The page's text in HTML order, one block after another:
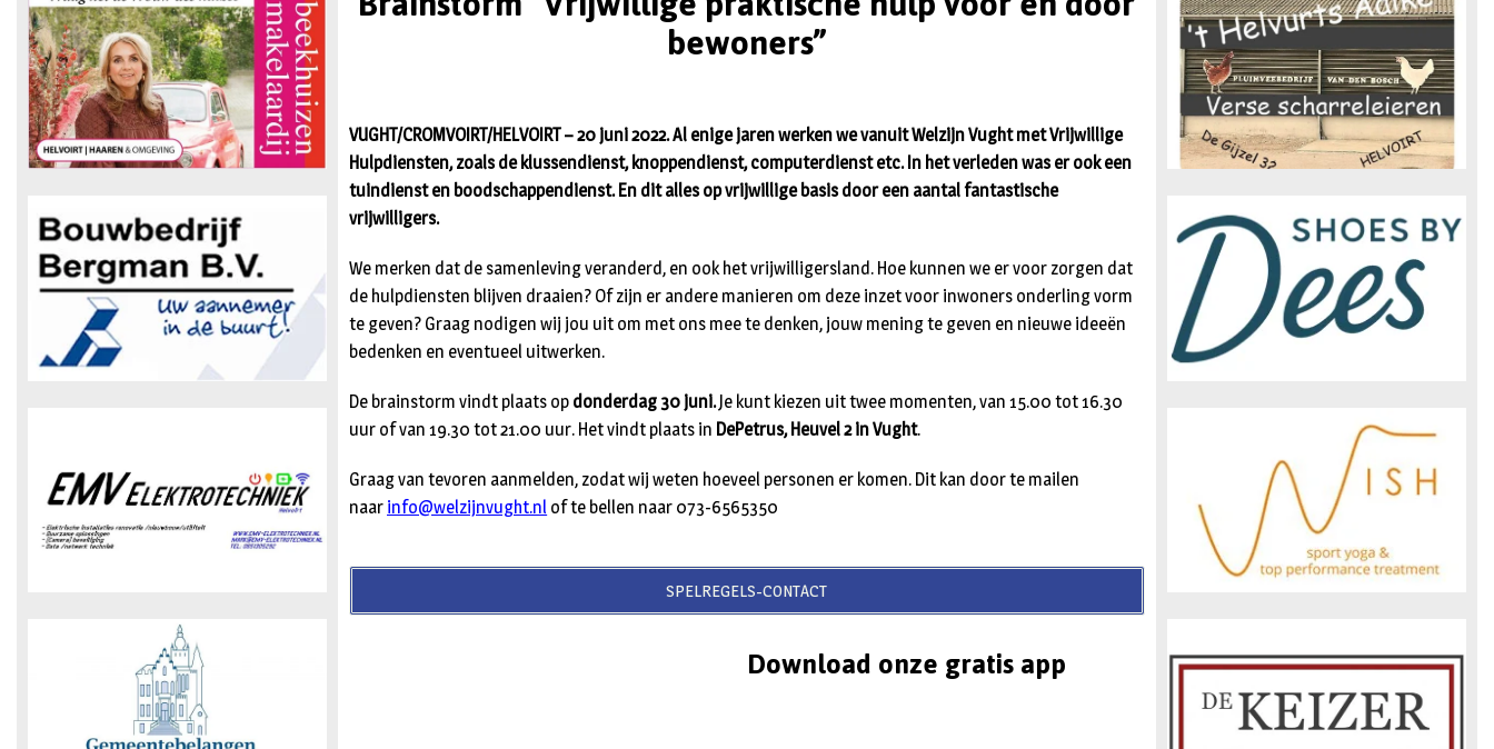
bewoners”
VUGHT/CROMVOIRT/HELVOIRT – 20 juni 2022. Al enige jaren werken we vanuit Welzijn Vught met Vrijwillige
Hulpdiensten, zoals de klussendienst, knoppendienst, computerdienst etc. In het verleden was er ook een
tuindienst en boodschappendienst. En dit alles op vrijwillige basis door een aantal fantastische
vrijwilligers.
We merken dat de samenleving veranderd, en ook het vrijwilligersland. Hoe kunnen we er voor zorgen dat
de hulpdiensten blijven draaien? Of zijn er andere manieren om deze inzet voor inwoners onderling vorm
te geven? Graag nodigen wij jou uit om met ons mee te denken, jouw mening te geven en nieuwe ideeën
bedenken en eventueel uitwerken.
De brainstorm vindt plaats op donderdag 30 juni.Je kunt kiezen uit twee momenten, van 15.00 tot 16.30
uur of van 19.30 tot 21.00 uur. Het vindt plaats in DePetrus, Heuvel 2 in Vught.
Graag van tevoren aanmelden, zodat wij weten hoeveel personen er komen. Dit kan door te mailen
naar info@welzijnvught.nl of te bellen naar 073-6565350
SPELREGELS-CONTACT
Download onze gratis app
n